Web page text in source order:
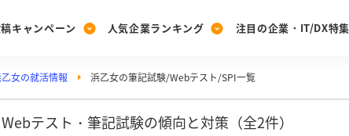
キャンペーン
Post
投稿する
[27卒] 本選考体験記投稿
人気企業ランキング
Ranking
ランキングを見る
みんなのDX企業就職ブラ
注目の企業・IT/DX特集
PickUp
注目の企業特集
女の就活情報 浜乙女の筆記試験/Webテスト/SPI一覧
テスト・筆記試験の傾向と対策（全2件）